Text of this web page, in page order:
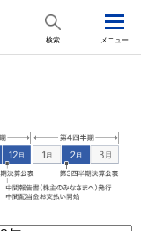
検索 メニュー